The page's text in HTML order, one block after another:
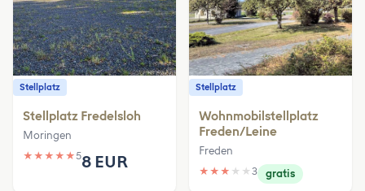
Stellplatz
Stellplatz Fredelsloh
Moringen
★ ★ ★ ★ ★58 EUR
Stellplatz
Wohnmobilstellplatz
Freden/Leine
Freden
★ ★ ★ ★ ★ 3 gratis